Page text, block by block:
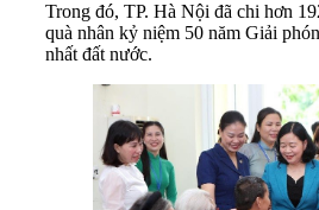
Trong đó, TP. Hà Nội đã chi hơn
quà nhân kỷ niệm 50 năm Giải
nhất đất nước.